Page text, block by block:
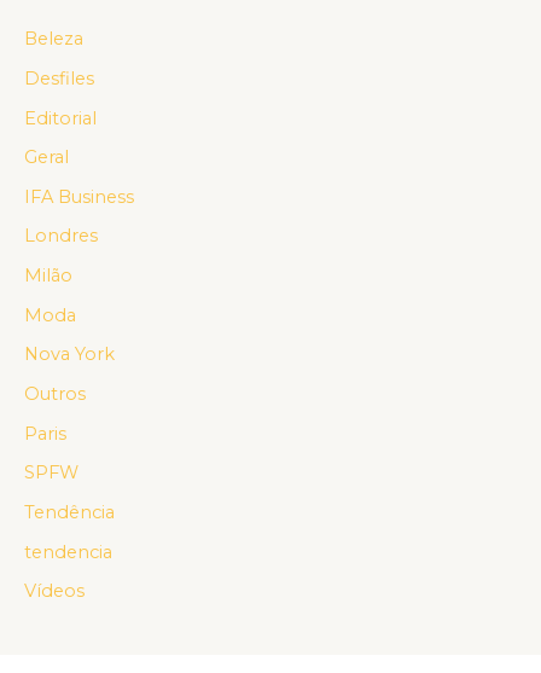
Beleza
Desfiles
Editorial
Geral
IFA Business
Londres
Milão
Moda
Nova York
Outros
Paris
SPFW
Tendência
tendencia
Vídeos